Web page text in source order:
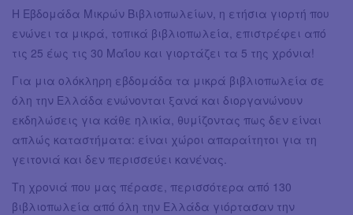
Η Εβδομάδα Μικρών Βιβλιοπωλείων, η ετήσια γιορτή που
ενώνει τα μικρά, τοπικά βιβλιοπωλεία, επιστρέφει από
τις 25 έως τις 30 Μαΐου και γιορτάζει τα 5 της χρόνια!
Για μια ολόκληρη εβδομάδα τα μικρά βιβλιοπωλεία σε
όλη την Ελλάδα ενώνονται ξανά και διοργανώνουν
εκδηλώσεις για κάθε ηλικία, θυμίζοντας πως δεν είναι
απλώς καταστήματα: είναι χώροι απαραίτητοι για τη
γειτονιά και δεν περισσεύει κανένας.
Τη χρονιά που μας πέρασε, περισσότερα από 130
βιβλιοπωλεία από όλη την Ελλάδα γιόρτασαν την